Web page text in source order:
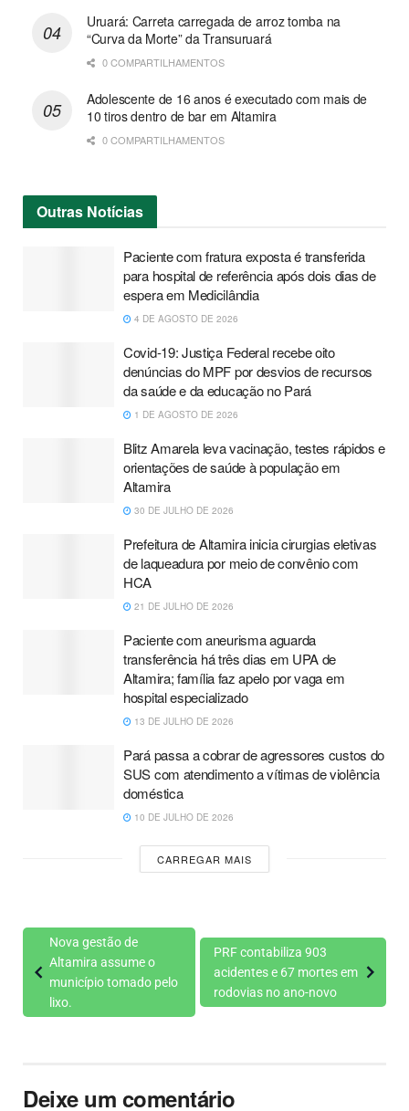
Uruará: Carreta carregada de arroz tomba na
“Curva da Morte” da Transuruará
0 COMPARTILHAMENTOS
Adolescente de 16 anos é executado com mais de
10 tiros dentro de bar em Altamira
0 COMPARTILHAMENTOS
Outras Notícias
Paciente com fratura exposta é transferida
para hospital de referência após dois dias de
espera em Medicilândia
4 DE AGOSTO DE 2026
Covid-19: Justiça Federal recebe oito
denúncias do MPF por desvios de recursos
da saúde e da educação no Pará
1 DE AGOSTO DE 2026
Blitz Amarela leva vacinação, testes rápidos e
orientações de saúde à população em
Altamira
30 DE JULHO DE 2026
Prefeitura de Altamira inicia cirurgias eletivas
de laqueadura por meio de convênio com
HCA
21 DE JULHO DE 2026
Paciente com aneurisma aguarda
transferência há três dias em UPA de
Altamira; família faz apelo por vaga em
hospital especializado
13 DE JULHO DE 2026
Pará passa a cobrar de agressores custos do
SUS com atendimento a vítimas de violência
doméstica
10 DE JULHO DE 2026
CARREGAR MAIS
Nova gestão de
Altamira assume o
município tomado pelo
lixo.
PRF contabiliza 903
acidentes e 67 mortes em
rodovias no ano-novo
Deixe um comentário